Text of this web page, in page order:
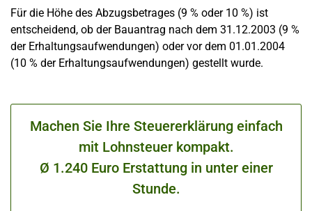
Für die Höhe des Abzugsbetrages (9 % oder 10 %) ist
entscheidend, ob der Bauantrag nach dem 31.12.2003 (9 %
der Erhaltungsaufwendungen) oder vor dem 01.01.2004
(10 % der Erhaltungsaufwendungen) gestellt wurde.
Machen Sie Ihre Steuererklärung einfach
mit Lohnsteuer kompakt.
Ø 1.240 Euro Erstattung in unter einer
Stunde.